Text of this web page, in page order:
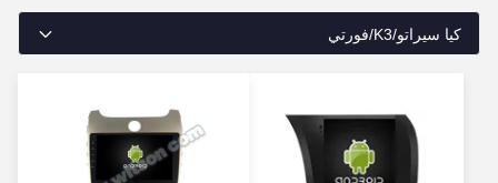
كيا سيراتو/K3/فورتي